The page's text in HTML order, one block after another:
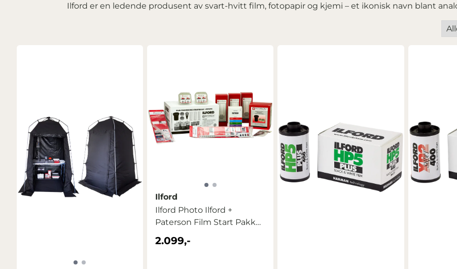
Ilford er en ledende produsent av svart-hvitt film, fotopapir og kjemi – et ikonisk navn blant
Ilford
Ilford Photo Ilford +
Paterson Film Start Pakke
...
2.099,-